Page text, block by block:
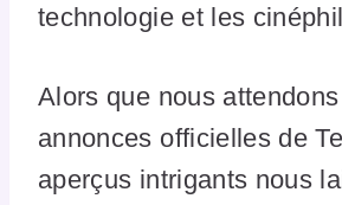
technologie et les
Alors que nous
annonces officielles de
aperçus intrigants nous